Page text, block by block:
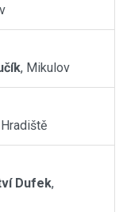
, Mikulov
Dufek,